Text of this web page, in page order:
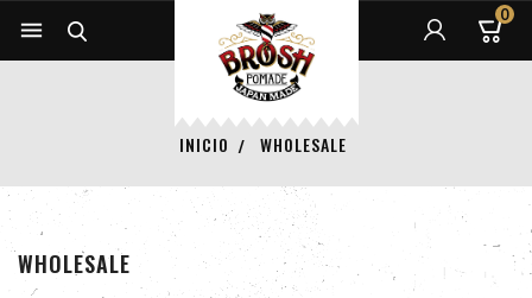
0

INICIO WHOLESALE
WHOLESALE